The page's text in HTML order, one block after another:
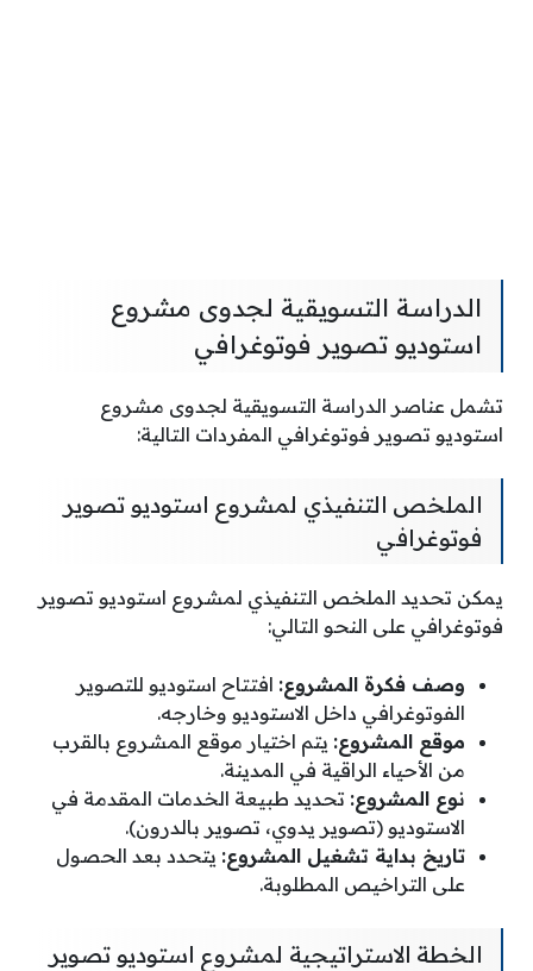
الدراسة التسويقية لجدوى مشروع
استوديو تصوير فوتوغرافي
تشمل عناصر الدراسة التسويقية لجدوى مشروع
استوديو تصوير فوتوغرافي المفردات التالية:
الملخص التنفيذي لمشروع استوديو تصوير
فوتوغرافي
يمكن تحديد الملخص التنفيذي لمشروع استوديو تصوير
فوتوغرافي على النحو التالي:
وصف فكرة المشروع: افتتاح استوديو للتصوير
الفوتوغرافي داخل الاستوديو وخارجه.
موقع المشروع: يتم اختيار موقع المشروع بالقرب
من الأحياء الراقية في المدينة.
نوع المشروع: تحديد طبيعة الخدمات المقدمة في
الاستوديو (تصوير يدوي، تصوير بالدرون).
تاريخ بداية تشغيل المشروع: يتحدد بعد الحصول
على التراخيص المطلوبة.
الخطة الاستراتيجية لمشروع استوديو تصوير